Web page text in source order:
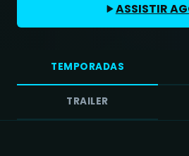
ASSISTIR
TEMPORADAS
TRAILER